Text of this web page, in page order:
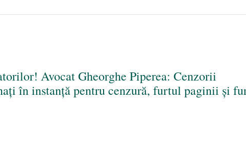
Avocat Gheorghe Piperea: Cenzorii
în instanță pentru cenzură, furtul paginii și